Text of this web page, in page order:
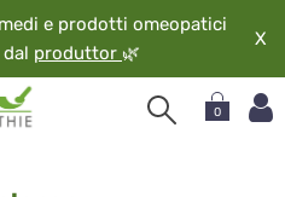
e prodotti omeopatici
produttor 🌿
X
0